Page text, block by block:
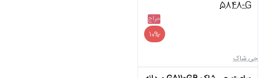
حراج
-10%
جی شاک